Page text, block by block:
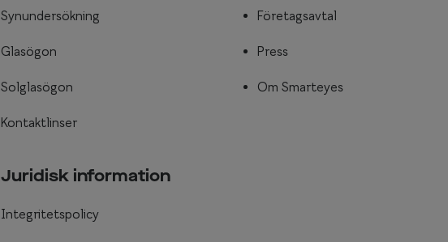
Synundersökning
Glasögon
Solglasögon
Kontaktlinser
Företagsavtal
Press
Om Smarteyes
Juridisk information
Integritetspolicy